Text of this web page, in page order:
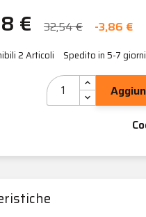
€ 32,54 € -3,86 €
2 Articoli Spedito in 5-7 giorni